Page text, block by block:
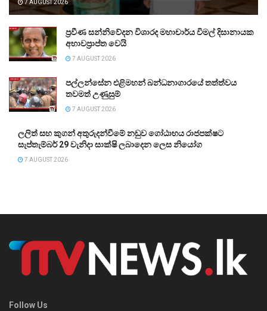
7 AUGUST 2026
ප්‍රවීණ සන්නිවේදන විශාරද මහාචාර්ය විමල් දිසානායක
අභාවප්‍රාප්ත වෙයි
7 AUGUST 2026
පල්ලන්සේන එළිමහන් බන්ධනාගාරයේ තත්ත්වය
තවමත් උණුසුම්
7 AUGUST 2026
ලලිත් සහ කුගන් අතුරුදන්වීමේ නඩුව ගෝඨාභය රාජපක්ෂට
සැප්තැම්බර් 29 වැනිදා සාක්ෂි ලබාදෙන ලෙස නියෝග
7 AUGUST 2026
Follow Us